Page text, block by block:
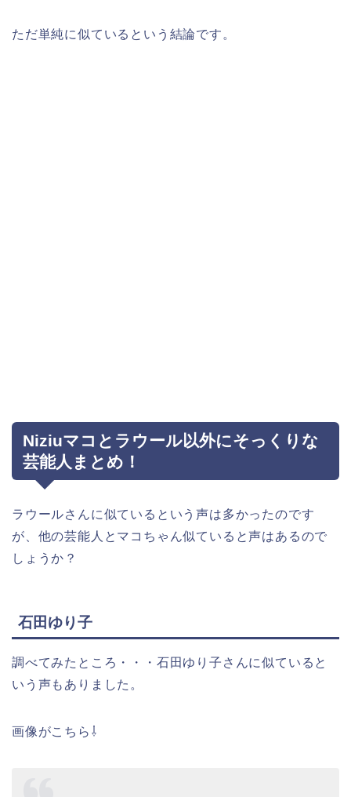
ただ単純に似ているという結論です。
Niziuマコとラウール以外にそっくりな
芸能人まとめ！
ラウールさんに似ているという声は多かったのです
が、他の芸能人とマコちゃん似ていると声はあるので
しょうか？
石田ゆり子
調べてみたところ・・・石田ゆり子さんに似ていると
いう声もありました。
画像がこちら⇩